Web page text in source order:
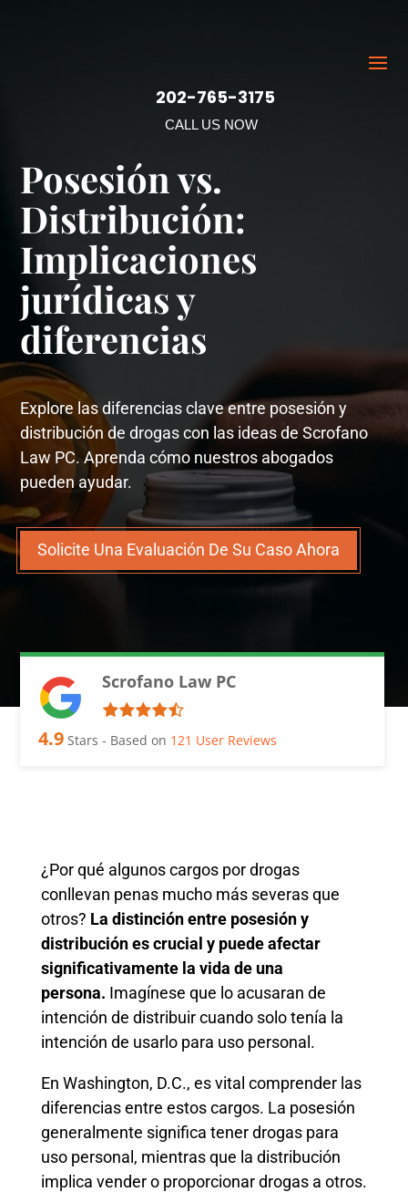
202-765-3175
CALL US NOW
Posesión vs.
Distribución:
Implicaciones
jurídicas y
diferencias
Explore las diferencias clave entre posesión y
distribución de drogas con las ideas de Scrofano
Law PC. Aprenda cómo nuestros abogados
pueden ayudar.
Solicite Una Evaluación De Su Caso Ahora
Scrofano Law PC
4.9 Stars - Based on 121 User Reviews
¿Por qué algunos cargos por drogas
conllevan penas mucho más severas que
otros? La distinción entre posesión y
distribución es crucial y puede afectar
significativamente la vida de una
persona. Imagínese que lo acusaran de
intención de distribuir cuando solo tenía la
intención de usarlo para uso personal.
En Washington, D.C., es vital comprender las
diferencias entre estos cargos. La posesión
generalmente significa tener drogas para
uso personal, mientras que la distribución
implica vender o proporcionar drogas a otros.